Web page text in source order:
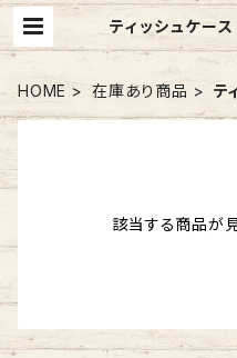
ティッシュケー
店 mon
HOME 在庫あり商品 テ
該当する商品が